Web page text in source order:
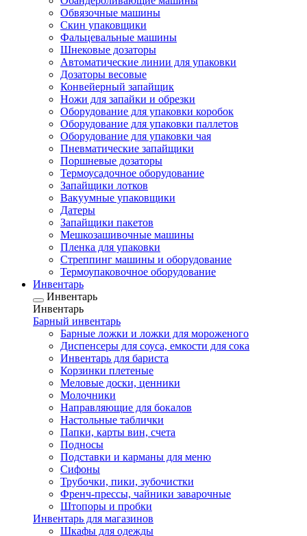
Обвязочные машины
Скин упаковщики
Фальцевальные машины
Шнековые дозаторы
Автоматические линии для упаковки
Дозаторы весовые
Конвейерный запайщик
Ножи для запайки и обрезки
Оборудование для упаковки коробок
Оборудование для упаковки паллетов
Оборудование для упаковки чая
Пневматические запайщики
Поршневые дозаторы
Термоусадочное оборудование
Запайщики лотков
Вакуумные упаковщики
Датеры
Запайщики пакетов
Мешкозашивочные машины
Пленка для упаковки
Стреппинг машины и оборудование
Термоупаковочное оборудование
Инвентарь
Инвентарь
Инвентарь
Барный инвентарь
Барные ложки и ложки для мороженого
Диспенсеры для соуса, емкости для сока
Инвентарь для бариста
Корзинки плетеные
Меловые доски, ценники
Молочники
Направляющие для бокалов
Настольные таблички
Папки, карты вин, счета
Подносы
Подставки и карманы для меню
Сифоны
Трубочки, пики, зубочистки
Френч-прессы, чайники заварочные
Штопоры и пробки
Инвентарь для магазинов
Шкафы для одежды